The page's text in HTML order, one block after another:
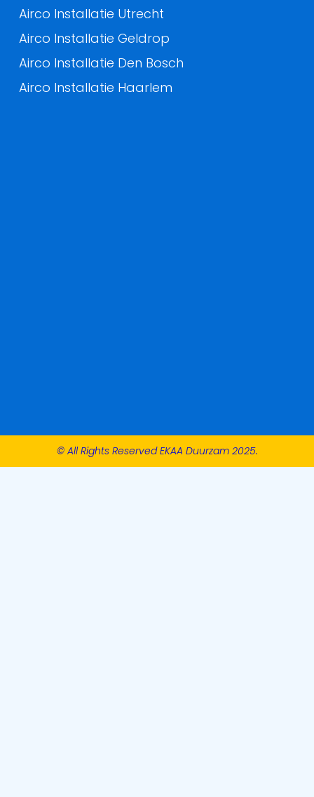
Airco Installatie Utrecht
Airco Installatie Geldrop
Airco Installatie Den Bosch
Airco Installatie Haarlem
© All Rights Reserved EKAA Duurzam 2025.